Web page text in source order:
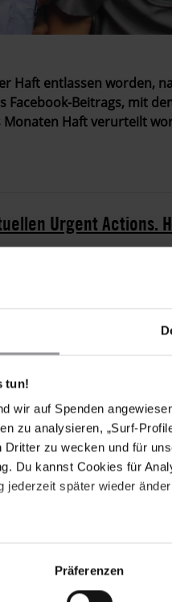
tun!
wir auf Spenden
zu analysieren, „Surf-
Dritter zu wecken und für
Du kannst Cookies für
jederzeit später wieder
Präferenzen
Haft entlassen worden,
Beitrags, mit
Haft verurteilt
Urgent Actions.
Haftstrafe am 30.
Sie war wegen eines
Streitkräfte, Senior
12. Oktober 2015 in
wenn der
Beeinträchtigung,
eines
International
in Myanmar einsetzen.
erforderlich. Vielen Dank